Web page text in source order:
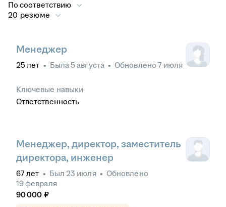
По соответствию
20 резюме
Менеджер
25 лет • Была5 августа • Обновлено 7 июля
Ключевые навыки
Ответственность
Менеджер, директор, заместитель
директора, инженер
67лет • Был 23 июля • Обновлено
19 февраля
90 000 ₽